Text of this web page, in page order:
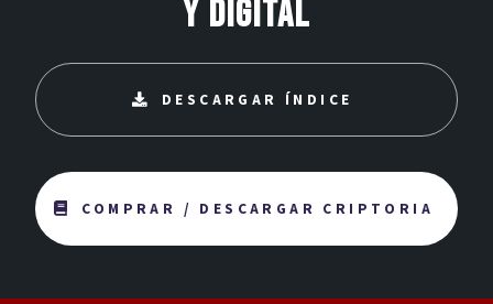
y digital
DESCARGAR ÍNDICE
COMPRAR / DESCARGAR CRIPTORIA